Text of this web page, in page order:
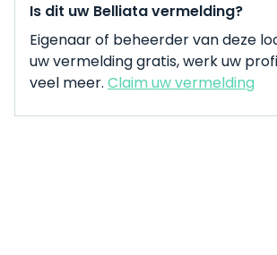
Is dit uw Belliata vermelding?
Eigenaar of beheerder van deze
uw vermelding gratis, werk uw
veel meer. Claim uw vermelding